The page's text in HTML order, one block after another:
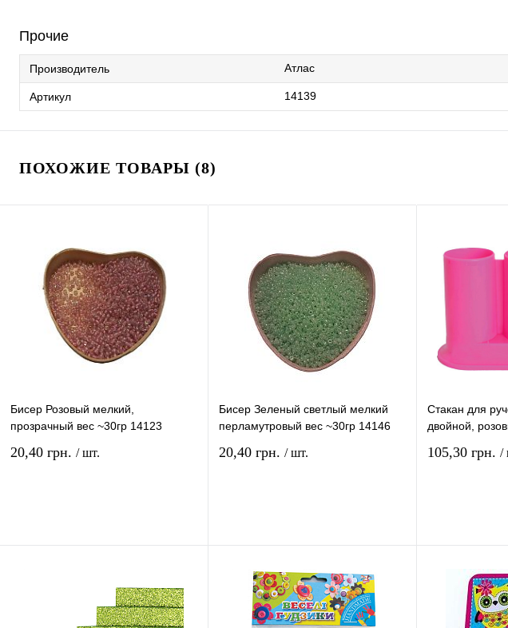
Прочие
Производитель Атлас
Артикул 14139
ПОХОЖИЕ ТОВАРЫ (8)
Бисер Розовый мелкий,
прозрачный вес ~30гр 14123
20,40 грн. / шт.
В
наличии
Бисер Зеленый светлый мелкий
перламутровый вес ~30гр 14146
20,40 грн. / шт.
В избранное
наличии
Стакан для
двойной,
105,30 грн. /
В избранное